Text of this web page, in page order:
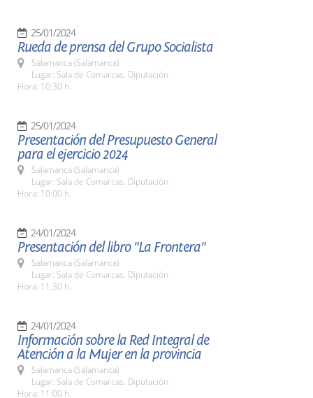
25/01/2024
Rueda de prensa del Grupo Socialista
Salamanca (Salamanca)
Lugar: Sala de Comarcas. Diputación
Hora: 10:30 h.
25/01/2024
Presentación del Presupuesto General
para el ejercicio 2024
Salamanca (Salamanca)
Lugar: Sala de Comarcas. Diputación
Hora: 10:00 h.
24/01/2024
Presentación del libro "La Frontera"
Salamanca (Salamanca)
Lugar: Sala de Comarcas. Diputación
Hora: 11:30 h.
24/01/2024
Información sobre la Red Integral de
Atención a la Mujer en la provincia
Salamanca (Salamanca)
Lugar: Sala de Comarcas. Diputación
Hora: 11:00 h.